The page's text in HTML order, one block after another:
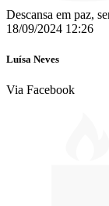
Descansa em paz,
18/09/2024 12:26
Luísa Neves
Via Facebook